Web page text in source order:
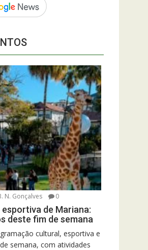
N. Gonçalves 0
de Mariana:
deste fim de semana
cultural, esportiva e
semana, com atividades